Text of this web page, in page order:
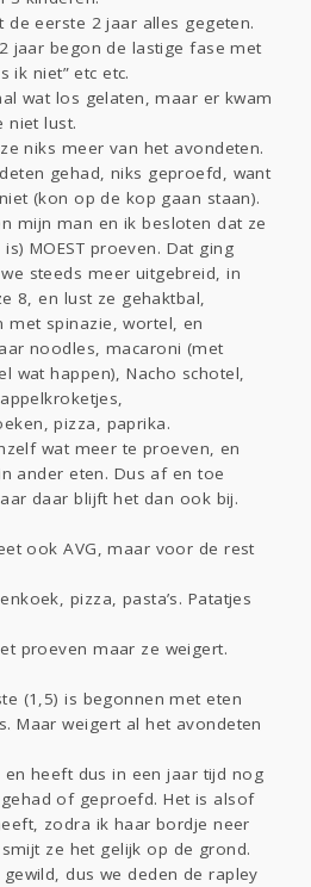
Doen
Zien
de eerste 2 jaar alles gegeten.
jaar begon de lastige fase met
ik niet” etc etc.
wat los gelaten, maar er kwam
niet lust.
niks meer van het avondeten.
gehad, niks geproefd, want
(kon op de kop gaan staan).
mijn man en ik besloten dat ze
MOEST proeven. Dat ging
steeds meer uitgebreid, in
8, en lust ze gehaktbal,
met spinazie, wortel, en
noodles, macaroni (met
wat happen), Nacho schotel,
pizza, paprika.
wat meer te proeven, en
ander eten. Dus af en toe
daar blijft het dan ook bij.
ook AVG, maar voor de rest
pizza, pasta’s. Patatjes
proeven maar ze weigert.
(1,5) is begonnen met eten
Maar weigert al het avondeten
heeft dus in een jaar tijd nog
of geproefd. Het is alsof
zodra ik haar bordje neer
ze het gelijk op de grond.
dus we deden de rapley